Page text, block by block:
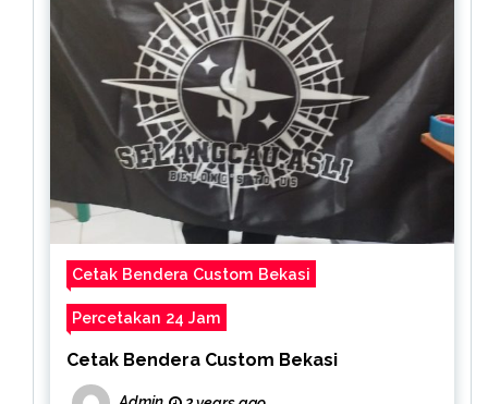
Cetak Bendera Custom Bekasi
Percetakan 24 Jam
Cetak Bendera Custom Bekasi